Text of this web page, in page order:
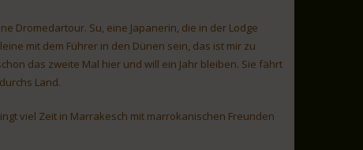
Dromedartour. Su, eine Japanerin, die in der Lodge
mit dem Führer in den Dünen sein, das ist mir zu
das zweite Mal hier und will ein Jahr bleiben. Sie fährt
Land.
viel Zeit in Marrakesch mit marrokanischen Freunden